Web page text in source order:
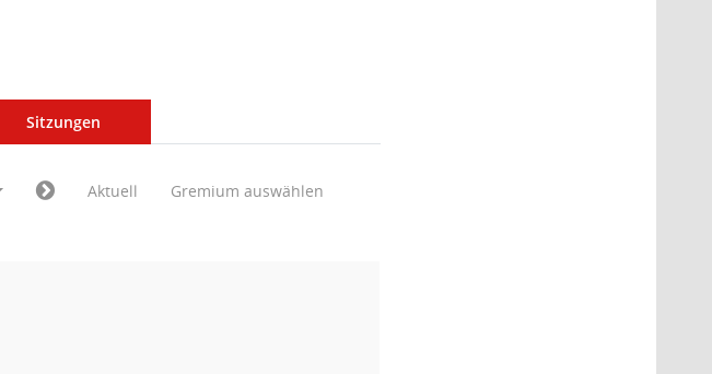
Sitzungen
Aktuell Gremium auswählen